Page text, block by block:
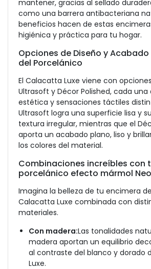
mantener, gracias al sellado
como una barrera antibacteriana
beneficios hacen de estas
higiénica y práctica para tu hogar.
Opciones de Diseño y
del Porcelánico
El Calacatta Luxe viene con
Ultrasoft y Décor Polished, cada
estética y sensaciones táctiles
Ultrasoft logra una superficie lisa y
textura irregular, mientras que el
aporta un acabado plano, liso y
los colores del material.
Combinaciones increíbles con
porcelánico efecto mármol
Imagina la belleza de tu encimera
Calacatta Luxe combinada con
materiales.
Con madera:Las tonalidades
madera aportan un equilibrio
al contraste del blanco y dorado
Luxe.